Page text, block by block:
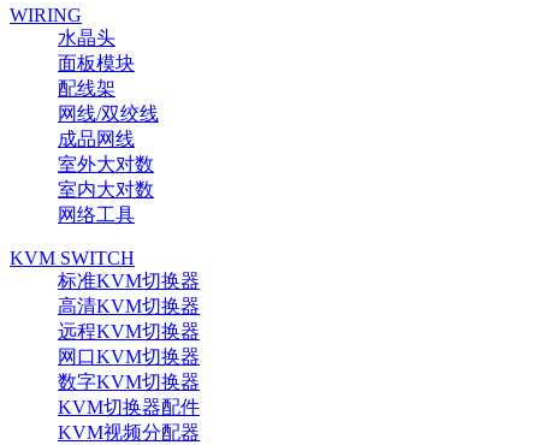
WIRING
水晶头
面板模块
配线架
网线/双绞线
成品网线
室外大对数
室内大对数
网络工具
KVM SWITCH
标准KVM切换器
高清KVM切换器
远程KVM切换器
网口KVM切换器
数字KVM切换器
KVM切换器配件
KVM视频分配器